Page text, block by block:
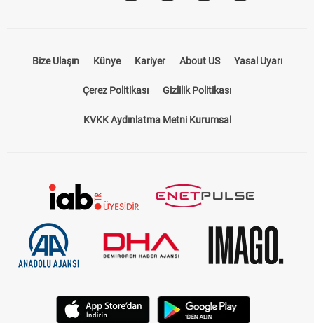
Bize Ulaşın Künye Kariyer About US Yasal Uyarı
Çerez Politikası Gizlilik Politikası
KVKK Aydınlatma Metni Kurumsal